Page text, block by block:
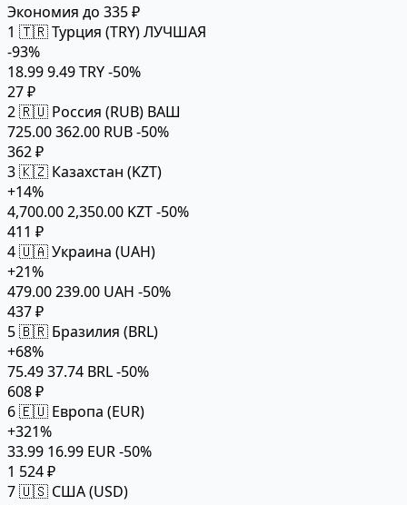
Экономия до 335 ₽
1 🇹🇷 Турция (TRY)ЛУЧШАЯ
-93%
18.999.49 TRY-50%
27 ₽
2🇷🇺 Россия (RUB) ВАШ
725.00362.00 RUB-50%
362 ₽
3🇰🇿 Казахстан (KZT)
+14%
4,700.002,350.00 KZT-50%
411 ₽
4🇺🇦 Украина (UAH)
+21%
479.00239.00 UAH -50%
437 ₽
5🇧🇷 Бразилия (BRL)
+68%
75.4937.74 BRL-50%
608 ₽
6🇪🇺 Европа (EUR)
+321%
33.99 16.99 EUR-50%
1 524 ₽
7🇺🇸 США (USD)